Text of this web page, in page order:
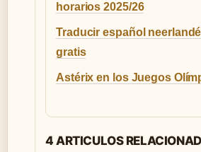
horarios 2025/26
Traducir español
gratis
Astérix en los Juegos
4 ARTICULOS